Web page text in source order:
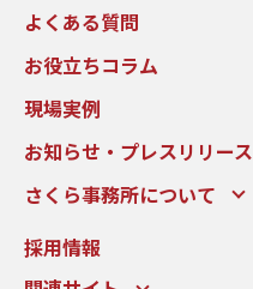
よくある質問
お役立ちコラム
現場実例
お知らせ・プレスリリース
さくら事務所について
採用情報